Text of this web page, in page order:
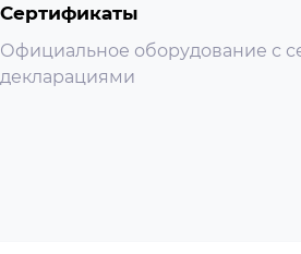
Сертификаты
Официальное оборудование с
декларациями